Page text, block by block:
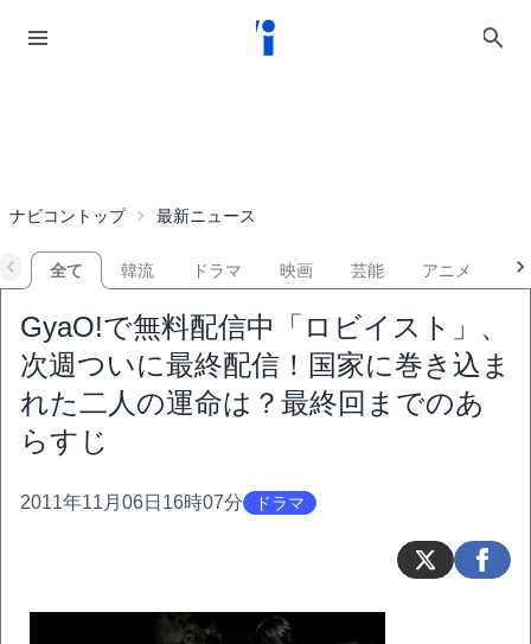
ナビコントップ 最新ニュース
全て 韓流 ドラマ 映画 芸能 アニメ
GyaO!で無料配信中「ロビイスト」、
次週ついに最終配信！国家に巻き込ま
れた二人の運命は？最終回までのあ
らすじ
2011年11月06日16時07分 ドラマ